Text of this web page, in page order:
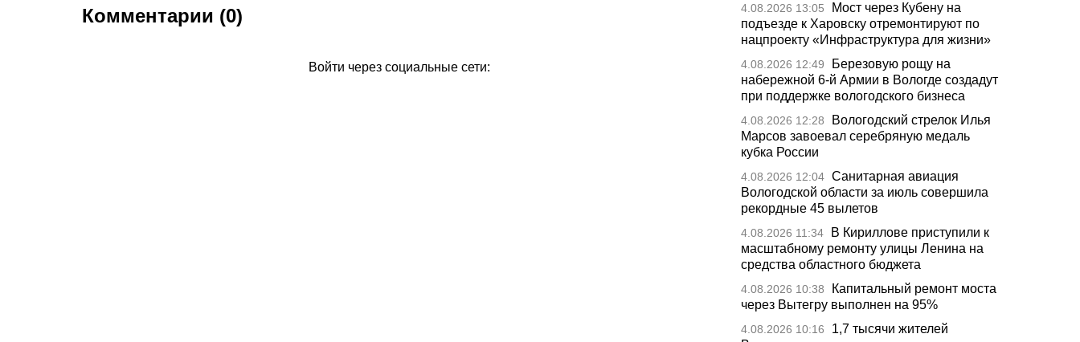
Комментарии (0)
Войти через социальные сети:
4.08.2026 13:05
Мост через Кубену на
подъезде к Харовску отремонтируют по
нацпроекту «Инфраструктура для жизни»
4.08.2026 12:49
Березовую рощу на
набережной 6-й Армии в Вологде создадут
при поддержке вологодского бизнеса
4.08.2026 12:28
Вологодский стрелок Илья
Марсов завоевал серебряную медаль
кубка России
4.08.2026 12:04 Санитарная авиация
Вологодской области за июль совершила
рекордные 45 вылетов
4.08.2026 11:34
В Кириллове приступили к
масштабному ремонту улицы Ленина на
средства областного бюджета
4.08.2026 10:38
Капитальный ремонт моста
через Вытегру выполнен на 95%
4.08.2026 10:16
1,7 тысячи жителей